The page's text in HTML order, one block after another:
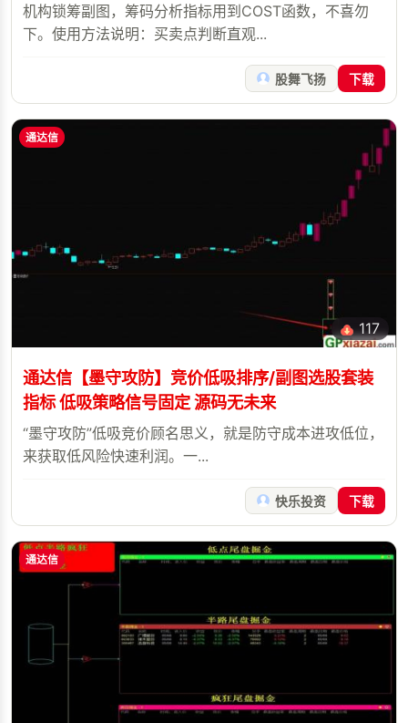
机构锁筹副图，筹码分析指标用到COST函数，不喜勿
下。使用方法说明：买卖点判断直观...
股舞飞扬 下载
通达信
117
通达信【墨守攻防】竞价低吸排序/副图选股套装
指标 低吸策略信号固定 源码无未来
“墨守攻防”低吸竞价顾名思义，就是防守成本进攻低位，
来获取低风险快速利润。一...
快乐投资 下载
通达信